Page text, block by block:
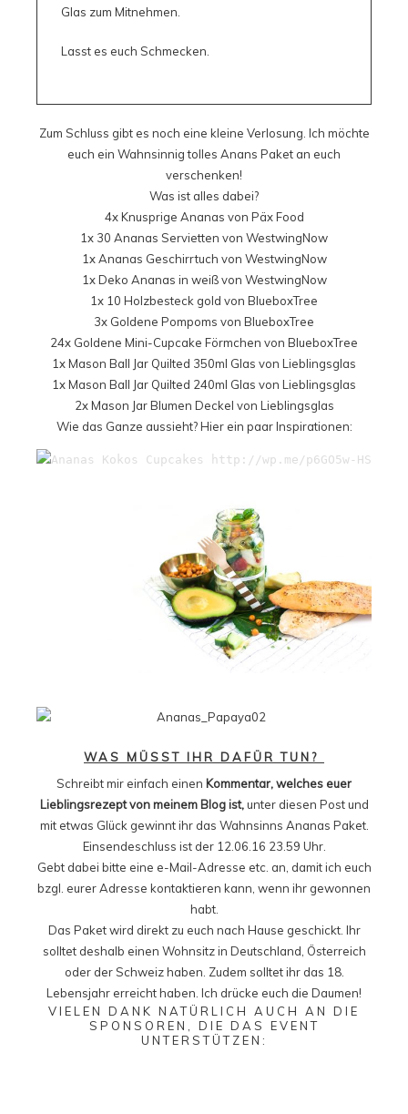
Glas zum Mitnehmen.
Lasst es euch Schmecken.
Zum Schluss gibt es noch eine kleine Verlosung. Ich möchte
euch ein Wahnsinnig tolles Anans Paket an euch
verschenken!
Was ist alles dabei?
4xKnusprige Ananas von Päx Food
1x 30 Ananas Servietten von WestwingNow
1xAnanas Geschirrtuch von WestwingNow
1xDeko Ananas in weißvon WestwingNow
1x 10 Holzbesteck gold von BlueboxTree
3x Goldene Pompoms von BlueboxTree
24x Goldene Mini-Cupcake Förmchen von BlueboxTree
1xMason Ball Jar Quilted 350ml Glas von Lieblingsglas
1xMason Ball Jar Quilted 240ml Glas von Lieblingsglas
2xMason Jar Blumen Deckel von Lieblingsglas
Wie das Ganze aussieht? Hier ein paar Inspirationen:
WAS MÜSST IHR DAFÜR TUN?
Schreibt mir einfach einen Kommentar, welches euer
Lieblingsrezept von meinem Blog ist,unter diesen Post und
mit etwas Glück gewinnt ihr das Wahnsinns Ananas Paket.
Einsendeschluss ist der 12.06.16 23.59 Uhr.
Gebt dabei bitte eine e-Mail-Adresse etc. an, damit ich euch
bzgl. eurer Adresse kontaktieren kann, wenn ihr gewonnen
habt.
Das Paket wird direkt zu euch nach Hause geschickt. Ihr
solltet deshalb einen Wohnsitz in Deutschland, Österreich
oder der Schweiz haben. Zudem solltet ihr das 18.
Lebensjahr erreicht haben. Ich drücke euch die Daumen!
VIELEN DANK NATÜRLICH AUCH AN DIE
SPONSOREN, DIE DAS EVENT
UNTERSTÜTZEN: